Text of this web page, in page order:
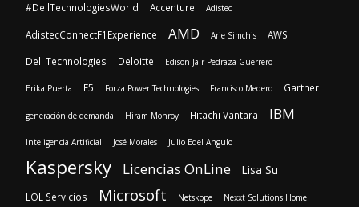
#DellTechnologiesWorld Accenture Adistec
AdistecConnectF1Experience AMD Arie Simchis AWS
Dell Technologies Deloitte Edison Jair Pedraza Guerrero
Erika Puerta F5 Forza Power Technologies Francisco Medero Gartner
generación de demanda Hiram Monroy Hitachi Vantara IBM
Inteligencia Artificial José Morales Julio Edel Angulo
Kaspersky Licencias OnLine Lisa Su
LOL Servicios Microsoft Netskope Nexxt Solutions Home